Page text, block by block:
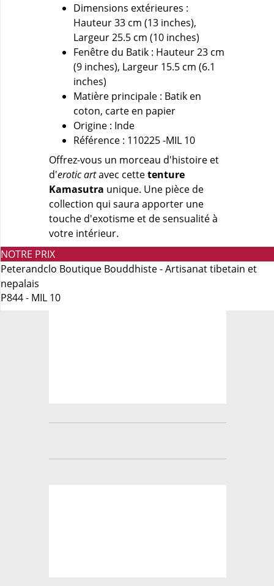
Dimensions extérieures :
Hauteur 33 cm (13 inches),
Largeur 25.5 cm (10 inches)
Fenêtre du Batik : Hauteur 23 cm
(9 inches), Largeur 15.5 cm (6.1
inches)
Matière principale : Batik en
coton, carte en papier
Origine : Inde
Référence : 110225 -MIL 10
Offrez-vous un morceau d'histoire et
d'erotic artavec cettetenture
Kamasutra unique. Une pièce de
collection qui saura apporter une
touche d'exotisme et de sensualité à
votre intérieur.
NOTRE PRIX
Peterandclo Boutique Bouddhiste - Artisanat tibetain et
nepalais
P844 - MIL 10